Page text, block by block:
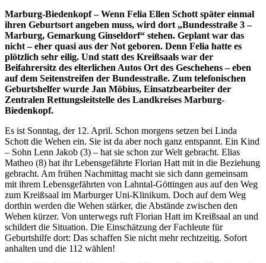
Marburg-Biedenkopf – Wenn Felia Ellen Schott später einmal
ihren Geburtsort angeben muss, wird dort „Bundesstraße 3 –
Marburg, Gemarkung Ginseldorf“ stehen. Geplant war das
nicht – eher quasi aus der Not geboren. Denn Felia hatte es
plötzlich sehr eilig. Und statt des Kreißsaals war der
Beifahrersitz des elterlichen Autos Ort des Geschehens – eben
auf dem Seitenstreifen der Bundesstraße. Zum telefonischen
Geburtshelfer wurde Jan Möbius, Einsatzbearbeiter der
Zentralen Rettungsleitstelle des Landkreises Marburg-
Biedenkopf.
Es ist Sonntag, der 12. April. Schon morgens setzen bei Linda
Schott die Wehen ein. Sie ist da aber noch ganz entspannt. Ein Kind
– Sohn Lenn Jakob (3) – hat sie schon zur Welt gebracht. Elias
Matheo (8) hat ihr Lebensgefährte Florian Hatt mit in die Beziehung
gebracht. Am frühen Nachmittag macht sie sich dann gemeinsam
mit ihrem Lebensgefährten von Lahntal-Göttingen aus auf den Weg
zum Kreißsaal im Marburger Uni-Klinikum. Doch auf dem Weg
dorthin werden die Wehen stärker, die Abstände zwischen den
Wehen kürzer. Von unterwegs ruft Florian Hatt im Kreißsaal an und
schildert die Situation. Die Einschätzung der Fachleute für
Geburtshilfe dort: Das schaffen Sie nicht mehr rechtzeitig. Sofort
anhalten und die 112 wählen!